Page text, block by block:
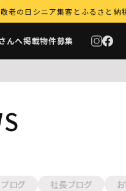
の日シニア集客とふるさと納
んへ掲載物件募集
ログ 社長ブログ